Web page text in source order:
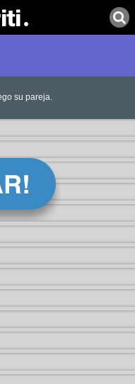
su pareja.